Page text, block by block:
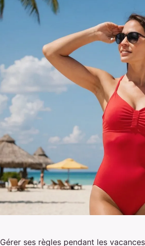
Gérer ses règles pendant les